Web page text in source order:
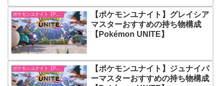
ポケモンユナイト【Pokémon UNITE】
【ポケモンユナイト】グレイシア
マスターおすすめの持ち物構成
【Pokémon UNITE】
ポケモンユナイト【Pokémon UNITE】
【ポケモンユナイト】ジュナイパ
ーマスターおすすめの持ち物構成